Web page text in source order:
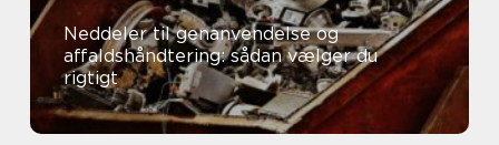
Neddeler til genanvendelse og
affaldshåndtering: sådan vælger du
rigtigt